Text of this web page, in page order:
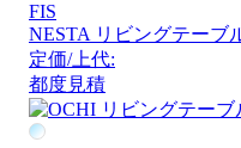
FIS
NESTA リビングテーブ
定価/上代:
都度見積